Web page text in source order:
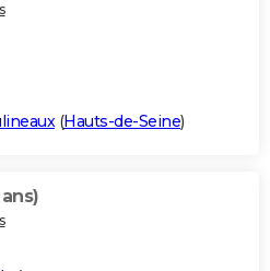
(Hauts-de-Seine)
ans)